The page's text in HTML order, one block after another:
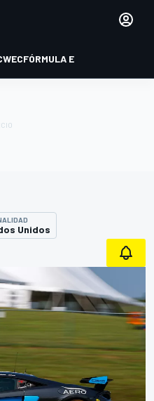
WECFÓRMULA E
Unidos